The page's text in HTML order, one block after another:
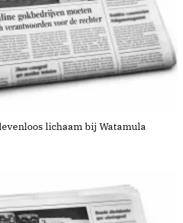
lichaam bij Watamula